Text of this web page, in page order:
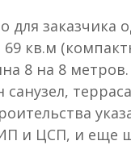
для заказчика
кв.м
8 на 8
и ЦСП, и еще